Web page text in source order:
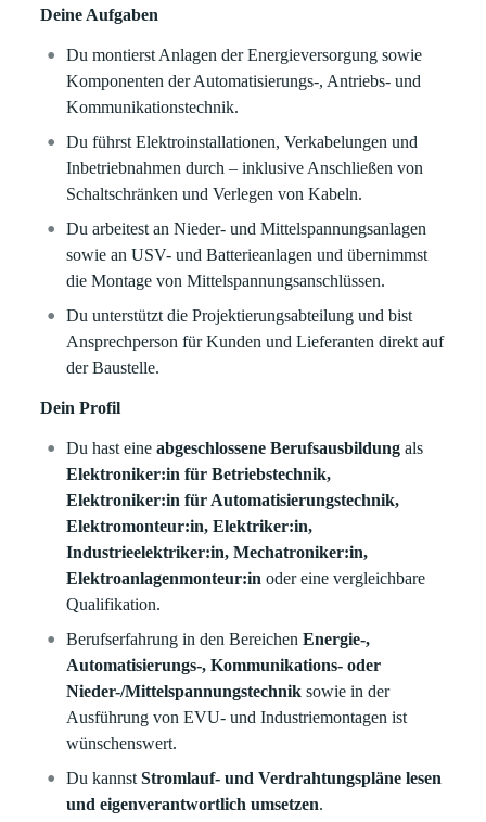
Deine Aufgaben
Du montierst Anlagen der Energieversorgung sowie
Komponenten der Automatisierungs-, Antriebs- und
Kommunikationstechnik.
Du führst Elektroinstallationen, Verkabelungen und
Inbetriebnahmen durch – inklusive Anschließen von
Schaltschränken und Verlegen von Kabeln.
Du arbeitest an Nieder- und Mittelspannungsanlagen
sowie an USV- und Batterieanlagen und übernimmst
die Montage von Mittelspannungsanschlüssen.
Du unterstützt die Projektierungsabteilung und bist
Ansprechperson für Kunden und Lieferanten direkt auf
der Baustelle.
Dein Profil
Du hast eineabgeschlossene Berufsausbildung als
Elektroniker:in für Betriebstechnik,
Elektroniker:in für Automatisierungstechnik,
Elektromonteur:in,Elektriker:in,
Industrieelektriker:in,Mechatroniker:in,
Elektroanlagenmonteur:inoder eine vergleichbare
Qualifikation.
Berufserfahrung in den BereichenEnergie-,
Automatisierungs-, Kommunikations- oder
Nieder-/Mittelspannungstechnik sowie in der
Ausführung von EVU- und Industriemontagen ist
wünschenswert.
Du kannstStromlauf- und Verdrahtungspläne lesen
und eigenverantwortlich umsetzen.